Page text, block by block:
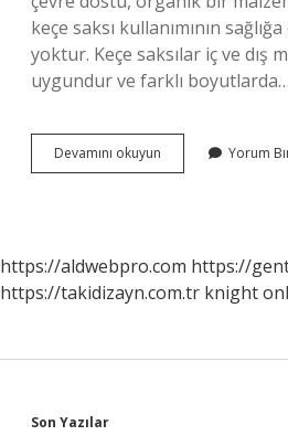
keçe saksı kullanımının
yoktur. Keçe saksılar iç ve dış
uygundur ve farklı boyutlarda…
Devamını okuyun Geleneksel
Keçe
Yorum
https://aldwebpro.com https://
https://takidizayn.com.tr knight
Son Yazılar